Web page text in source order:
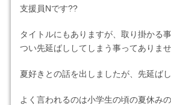
支援員Nです??
タイトルにもありますが、取り掛かる
つい先延ばししてしまう事ってありま
夏好きとの話を出しましたが、先延ば
よく言われるのは小学生の頃の夏休み